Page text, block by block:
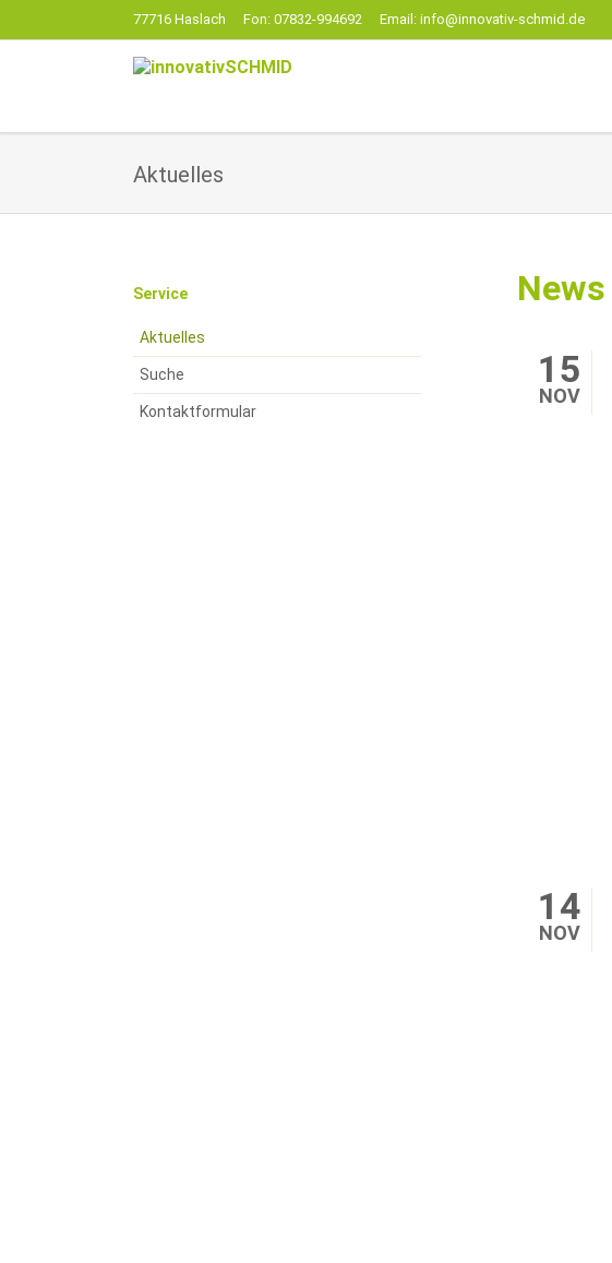
77716 Haslach Fon: 07832-994692 Email: info@innovativ-schmid.de
Aktuelles
News
15
NOV
14
NOV
Navigation
Service
Aktuelles
Suche
Kontaktformular